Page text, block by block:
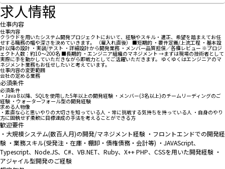
求人情報
仕事内容
仕事内容
クラウドを用いたシステム開発プロジェクトにおいて、経験やスキル・適正、希望を踏まえてお任
せする職務の幅や深さを決めていきます。 （雇入れ直後） ■短期的 ・要件定義/上流工程 ・基本設
計以降の設計 ・実装/テスト ・詳細設計から開発業務 ・メンバー品質担保／各種レビュー ※プロジ
ェクト人数：約10～200名 ■長期的 ・エンジニア組織のマネジメント →まずは現場の技術者として
実際に手を動かしていただきながら即戦力としてご活躍いただきます。 ゆくゆくはエンジニアのマ
ネジメント業務もお任せしたいと考えています。
仕事内容の変更範囲
会社の定める業務
必須条件
必須条件
・Java 8以降、SQLを使用した5年以上の開発経験 ・メンバー(3名以上)のチームリーディングのご
経験 ・ウォーターフォール型の開発経験
求める人物像
・素直な心と思いやりの大切さを知っている人 ・常に挑戦する気持ちを持っている人 ・自身のやり
方に固執せず柔軟に目標達成の手法を考えることができる方
歓迎要件
・大規模システム(数百人月)の開発/マネジメント経験 ・フロントエンドでの開発経
験 ・業務スキル(受発注・在庫・棚卸・債権債務・会計等) ・JAVAScript、
Typescript、Node.JS、C#、VB.NET、Ruby、X++ PHP、CSSを用いた開発経験 ・
アジャイル型開発のご経験